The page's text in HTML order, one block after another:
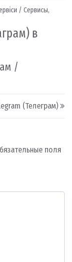
/ Сервисы,
в
/
(Телеграм)
поля